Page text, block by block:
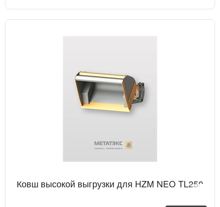
Ковш высокой выгрузки для HZM NEO TL250